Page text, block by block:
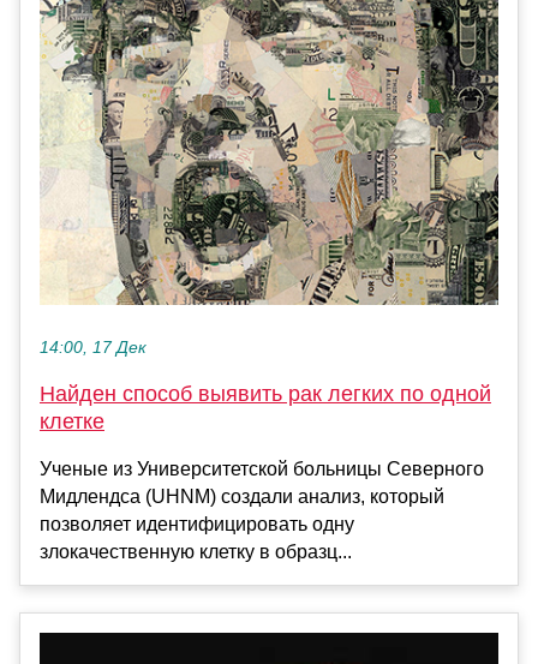
14:00, 17 Дек
Найден способ выявить рак легких по одной
клетке
Ученые из Университетской больницы Северного
Мидлендса (UHNM) создали анализ, который
позволяет идентифицировать одну
злокачественную клетку в образц...